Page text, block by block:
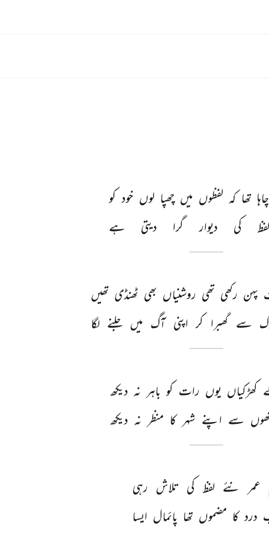
چاہا تھا کہ لفظوں میں چھپا لوں خود کو
لفظ کی دیوار گرا دیتی ہے
پہن رکھی تھی روشنیاں بھی ٹھنڈی تھیں
سے گھبرا کر اپنی آگ میں جلنے لگا
کھڑکیاں یوں رات کو باہر نہ دیکھ
سے اپنے شہر کا منظر نہ دیکھ
عمر نئے لفظ کی تلاش رہی
درد کا مضموں تھا پائمال ایسا